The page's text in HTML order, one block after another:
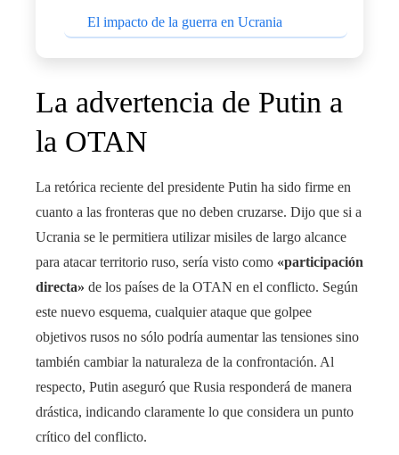
El impacto de la guerra en Ucrania
La advertencia de Putin a
la OTAN
La retórica reciente del presidente Putin ha sido firme en
cuanto a las fronteras que no deben cruzarse. Dijo que si a
Ucrania se le permitiera utilizar misiles de largo alcance
para atacar territorio ruso, sería visto como «participación
directa» de los países de la OTAN en el conflicto. Según
este nuevo esquema, cualquier ataque que golpee
objetivos rusos no sólo podría aumentar las tensiones sino
también cambiar la naturaleza de la confrontación. Al
respecto, Putin aseguró que Rusia responderá de manera
drástica, indicando claramente lo que considera un punto
crítico del conflicto.